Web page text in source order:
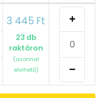
3 445 Ft
23 db
raktáron
(azonnal
elvihető)